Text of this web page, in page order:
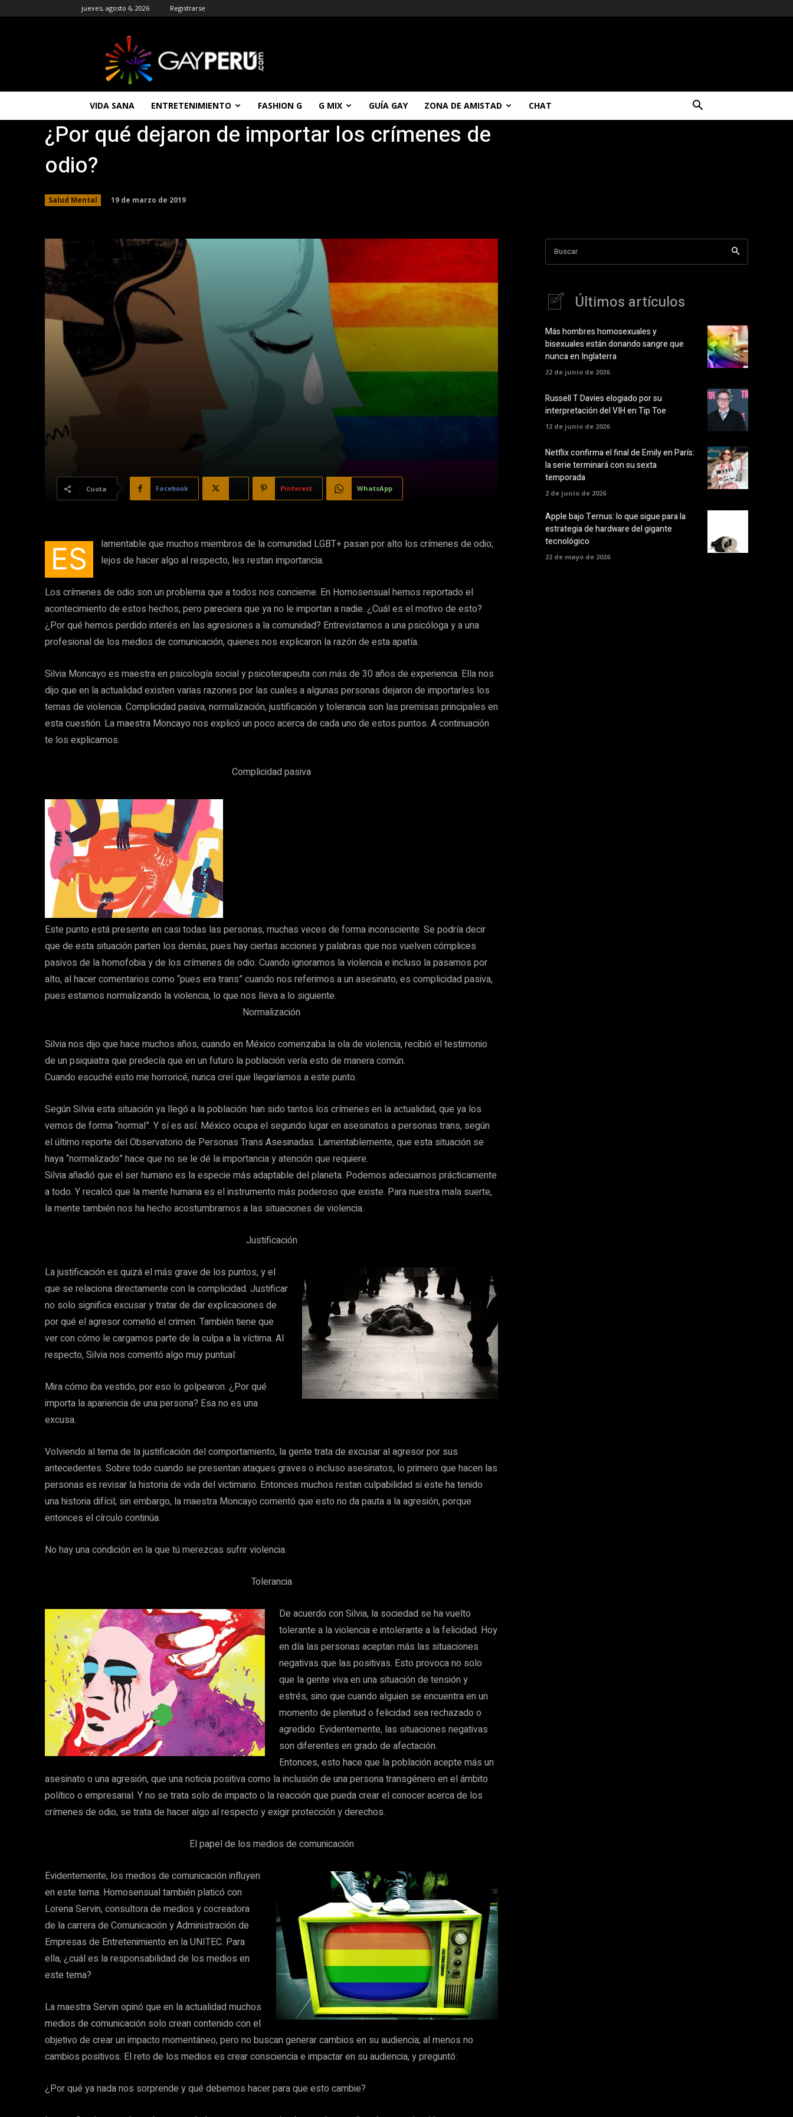
jueves, agosto 6, 2026 Registrarse
|
Entretenimiento
Noticias
Chat
VIDA SANA ENTRETENIMIENTO FASHION G G MIX GUÍA GAY ZONA DE AMISTAD CHAT
¿Por qué dejaron de importar los crímenes de
odio?
Salud Mental 19 de marzo de 2019
Cuota Facebook Pinterest WhatsApp
ES
lamentable que muchos miembros de la comunidad LGBT+ pasan por alto los crímenes de odio;
lejos de hacer algo al respecto, les restan importancia.
Los crímenes de odio son un problema que a todos nos concierne. En Homosensual hemos reportado el
acontecimiento de estos hechos, pero pareciera que ya no le importan a nadie. ¿Cuál es el motivo de esto?
¿Por qué hemos perdido interés en las agresiones a la comunidad? Entrevistamos a una psicóloga y a una
profesional de los medios de comunicación, quienes nos explicaron la razón de esta apatía.
Silvia Moncayo es maestra en psicología social y psicoterapeuta con más de 30 años de experiencia. Ella nos
dijo que en la actualidad existen varias razones por las cuales a algunas personas dejaron de importarles los
temas de violencia. Complicidad pasiva, normalización, justificación y tolerancia son las premisas principales en
esta cuestión. La maestra Moncayo nos explicó un poco acerca de cada uno de estos puntos. A continuación
te los explicamos.
Complicidad pasiva
Este punto está presente en casi todas las personas, muchas veces de forma inconsciente. Se podría decir
que de esta situación parten los demás, pues hay ciertas acciones y palabras que nos vuelven cómplices
pasivos de la homofobia y de los crímenes de odio. Cuando ignoramos la violencia e incluso la pasamos por
alto, al hacer comentarios como “pues era trans” cuando nos referimos a un asesinato, es complicidad pasiva,
pues estamos normalizando la violencia, lo que nos lleva a lo siguiente.
Normalización
Silvia nos dijo que hace muchos años, cuando en México comenzaba la ola de violencia, recibió el testimonio
de un psiquiatra que predecía que en un futuro la población vería esto de manera común.
Cuando escuché esto me horroricé, nunca creí que llegaríamos a este punto.
Según Silvia esta situación ya llegó a la población: han sido tantos los crímenes en la actualidad, que ya los
vemos de forma “normal”. Y sí es así: México ocupa el segundo lugar en asesinatos a personas trans, según
el último reporte del Observatorio de Personas Trans Asesinadas. Lamentablemente, que esta situación se
haya “normalizado” hace que no se le dé la importancia y atención que requiere.
Silvia añadió que el ser humano es la especie más adaptable del planeta. Podemos adecuarnos prácticamente
a todo. Y recalcó que la mente humana es el instrumento más poderoso que existe. Para nuestra mala suerte,
la mente también nos ha hecho acostumbrarnos a las situaciones de violencia.
Justificación
La justificación es quizá el más grave de los puntos, y el
que se relaciona directamente con la complicidad. Justificar
no solo significa excusar y tratar de dar explicaciones de
por qué el agresor cometió el crimen. También tiene que
ver con cómo le cargamos parte de la culpa a la víctima. Al
respecto, Silvia nos comentó algo muy puntual:
Mira cómo iba vestido, por eso lo golpearon. ¿Por qué
importa la apariencia de una persona? Esa no es una
excusa.
Volviendo al tema de la justificación del comportamiento, la gente trata de excusar al agresor por sus
antecedentes. Sobre todo cuando se presentan ataques graves o incluso asesinatos, lo primero que hacen las
personas es revisar la historia de vida del victimario. Entonces muchos restan culpabilidad si este ha tenido
una historia difícil; sin embargo, la maestra Moncayo comentó que esto no da pauta a la agresión, porque
entonces el círculo continúa.
No hay una condición en la que tú merezcas sufrir violencia.
Tolerancia
De acuerdo con Silvia, la sociedad se ha vuelto
tolerante a la violencia e intolerante a la felicidad. Hoy
en día las personas aceptan más las situaciones
negativas que las positivas. Esto provoca no solo
que la gente viva en una situación de tensión y
estrés, sino que cuando alguien se encuentra en un
momento de plenitud o felicidad sea rechazado o
agredido. Evidentemente, las situaciones negativas
son diferentes en grado de afectación.
Entonces, esto hace que la población acepte más un
asesinato o una agresión, que una noticia positiva como la inclusión de una persona transgénero en el ámbito
político o empresarial. Y no se trata solo de impacto o la reacción que pueda crear el conocer acerca de los
crímenes de odio, se trata de hacer algo al respecto y exigir protección y derechos.
El papel de los medios de comunicación
Evidentemente, los medios de comunicación influyen
en este tema. Homosensual también platicó con
Lorena Servin, consultora de medios y cocreadora
de la carrera de Comunicación y Administración de
Empresas de Entretenimiento en la UNITEC. Para
ella, ¿cuál es la responsabilidad de los medios en
este tema?
La maestra Servin opinó que en la actualidad muchos
medios de comunicación solo crean contenido con el
objetivo de crear un impacto momentáneo, pero no buscan generar cambios en su audiencia; al menos no
cambios positivos. El reto de los medios es crear consciencia e impactar en su audiencia, y preguntó:
¿Por qué ya nada nos sorprende y qué debemos hacer para que esto cambie?
Buscar
Últimos artículos
Más hombres homosexuales y
bisexuales están donando sangre que
nunca en Inglaterra
22 de junio de 2026
Russell T Davies elogiado por su
interpretación del VIH en Tip Toe
12 de junio de 2026
Netflix confirma el final de Emily en París:
la serie terminará con su sexta
temporada
2 de junio de 2026
Apple bajo Ternus: lo que sigue para la
estrategia de hardware del gigante
tecnológico
22 de mayo de 2026